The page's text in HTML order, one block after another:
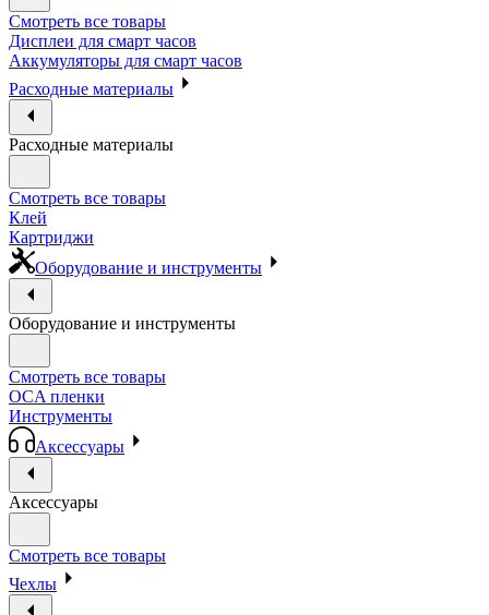
Смотреть все товары
Дисплеи для смарт часов
Аккумуляторы для смарт часов
Расходные материалы
Расходные материалы
Смотреть все товары
Клей
Картриджи
Оборудование и инструменты
Оборудование и инструменты
Смотреть все товары
OCA пленки
Инструменты
Аксессуары
Аксессуары
Смотреть все товары
Чехлы